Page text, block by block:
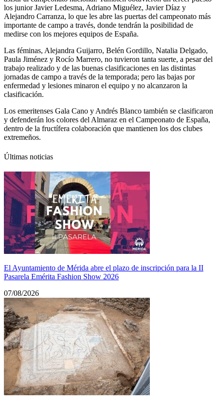
los junior Javier Ledesma, Adriano Miguélez, Javier Díaz y
Alejandro Carranza, lo que les abre las puertas del campeonato más
importante de campo a través, donde tendrán la posibilidad de
medirse con los mejores equipos de España.
Las féminas, Alejandra Guijarro, Belén Gordillo, Natalia Delgado,
Paula Jiménez y Rocío Marrero, no tuvieron tanta suerte, a pesar del
trabajo realizado y de las buenas clasificaciones en las distintas
jornadas de campo a través de la temporada; pero las bajas por
enfermedad y lesiones minaron el equipo y no alcanzaron la
clasificación.
Los emeritenses Gala Cano y Andrés Blanco también se clasificaron
y defenderán los colores del Almaraz en el Campeonato de España,
dentro de la fructífera colaboración que mantienen los dos clubes
extremeños.
Últimas noticias
El Ayuntamiento de Mérida abre el plazo de inscripción para la II
Pasarela Emérita Fashion Show 2026
07/08/2026